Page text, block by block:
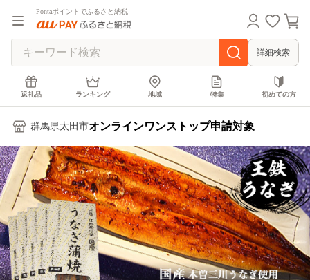
Pontaポイントでふるさと納税
詳細検索
返礼品 ランキング 地域 特集 初めての方
群馬県太田市オンラインワンストップ申請対象